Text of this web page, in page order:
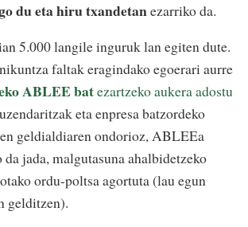
du eta hiru txandetanezarriko da.
5.000 langile inguruk lan egiten dute.
faltak eragindako egoerari aurre
ABLEE batezartzeko aukera adostu
eta enpresa batzordeko
geldialdiaren ondorioz, ABLEEa
jada, malgutasuna ahalbidetzeko
ordu-poltsa agortuta (lau egun
gelditzen).